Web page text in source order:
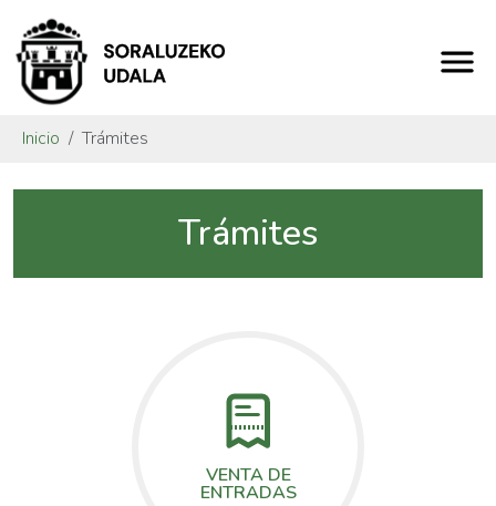
Inicio Trámites
Trámites
VENTA DE
ENTRADAS